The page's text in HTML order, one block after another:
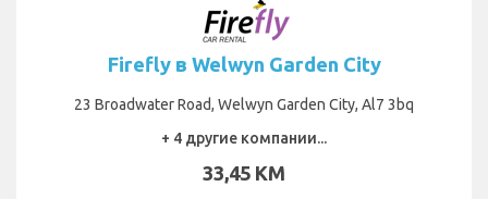
Firefly в Welwyn Garden City
23 Broadwater Road, Welwyn Garden City, Al7 3bq
+ 4 другие компании...
33,45 KM